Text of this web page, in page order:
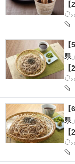
県
県